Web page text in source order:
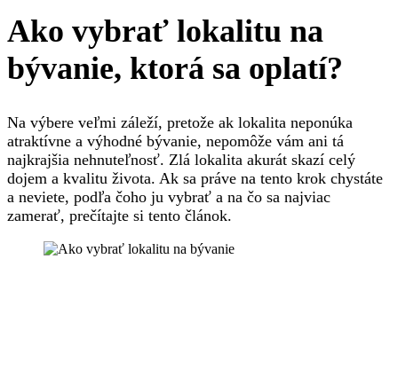
Ako vybrať lokalitu na
bývanie, ktorá sa oplatí?
Na výbere veľmi záleží, pretože ak lokalita neponúka
atraktívne a výhodné bývanie, nepomôže vám ani tá
najkrajšia nehnuteľnosť. Zlá lokalita akurát skazí celý
dojem a kvalitu života. Ak sa práve na tento krok chystáte
a neviete, podľa čoho ju vybrať a na čo sa najviac
zamerať, prečítajte si tento článok.